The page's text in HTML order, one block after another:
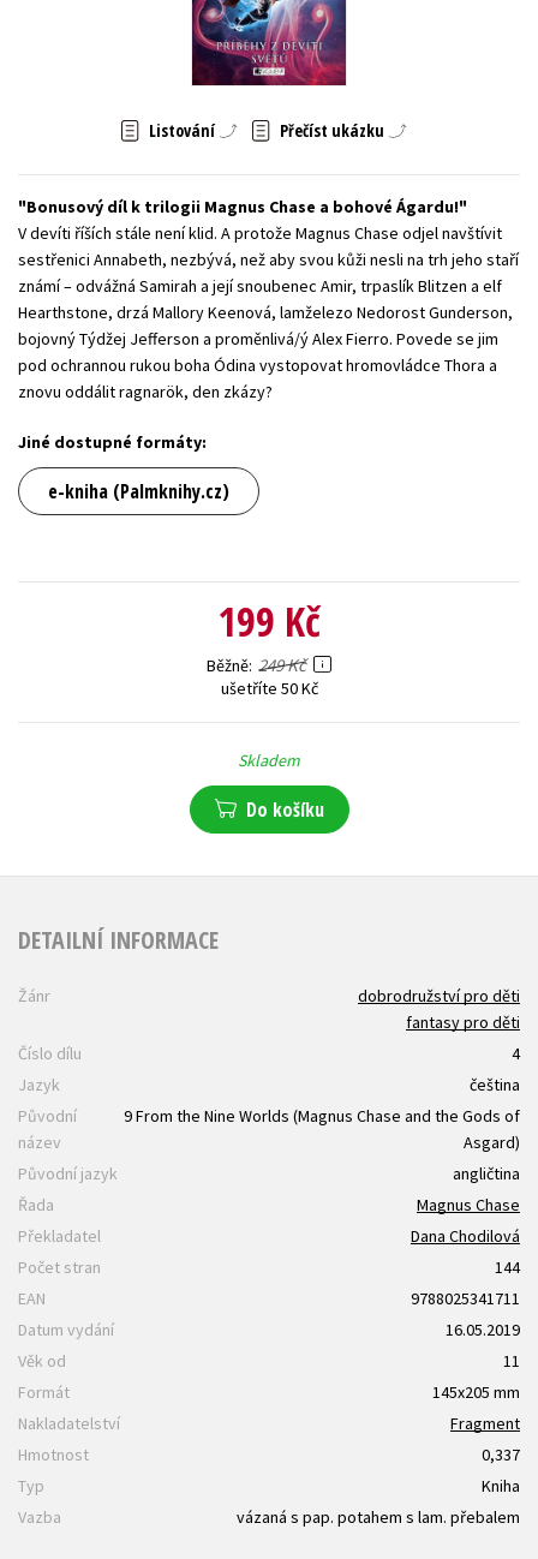
Zahraniční literatura
Všechny tituly
Listování Přečíst ukázku
Bonusový díl k trilogii Magnus Chase a bohové Ágardu!
V devíti říších stále není klid. A protože Magnus Chase odjel navštívit
sestřenici Annabeth, nezbývá, než aby svou kůži nesli na trh jeho staří
známí – odvážná Samirah a její snoubenec Amir, trpaslík Blitzen a elf
Hearthstone, drzá Mallory Keenová, lamželezo Nedorost Gunderson,
bojovný Týdžej Jefferson a proměnlivá/ý Alex Fierro. Povede se jim
pod ochrannou rukou boha Ódina vystopovat hromovládce Thora a
znovu oddálit ragnarök, den zkázy?
Jiné dostupné formáty:
e-kniha (Palmknihy.cz)
199 Kč
Běžně 249 Kč
ušetříte 50 Kč
Skladem
Do košíku
DETAILNÍ INFORMACE
Žánr
dobrodružství pro děti
fantasy pro děti
Číslo dílu
4
Jazyk
čeština
Původní
název
9 From the Nine Worlds (Magnus Chase and the Gods of
Asgard)
Původní jazyk
angličtina
Řada
Magnus Chase
Překladatel
Dana Chodilová
Počet stran
144
EAN
9788025341711
Datum vydání
16.05.2019
Věk od
11
Formát
145x205 mm
Nakladatelství
Fragment
Hmotnost
0,337
Typ
Kniha
Vazba
vázaná s pap. potahem s lam. přebalem